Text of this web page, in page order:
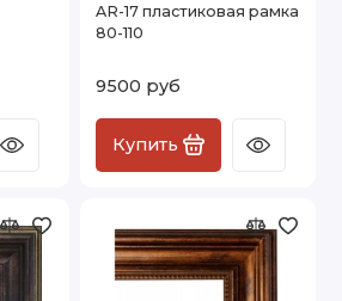
AR-17 пластиковая рамка
80-110
9500 руб
Купить